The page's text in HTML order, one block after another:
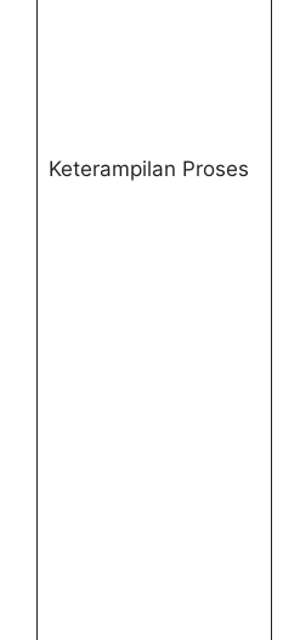
Keterampilan Proses